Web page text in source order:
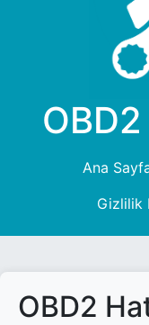
Ana
Gizlilik
OBD2